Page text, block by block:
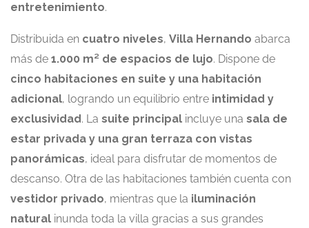
entretenimiento.
Distribuida en cuatro niveles, Villa Hernando abarca
más de 1.000 m² de espacios de lujo. Dispone de
cinco habitaciones en suite y una habitación
adicional, logrando un equilibrio entre intimidad y
exclusividad. La suite principal incluye una sala de
estar privada y una gran terraza con vistas
panorámicas, ideal para disfrutar de momentos de
descanso. Otra de las habitaciones también cuenta con
vestidor privado, mientras que la iluminación
natural inunda toda la villa gracias a sus grandes